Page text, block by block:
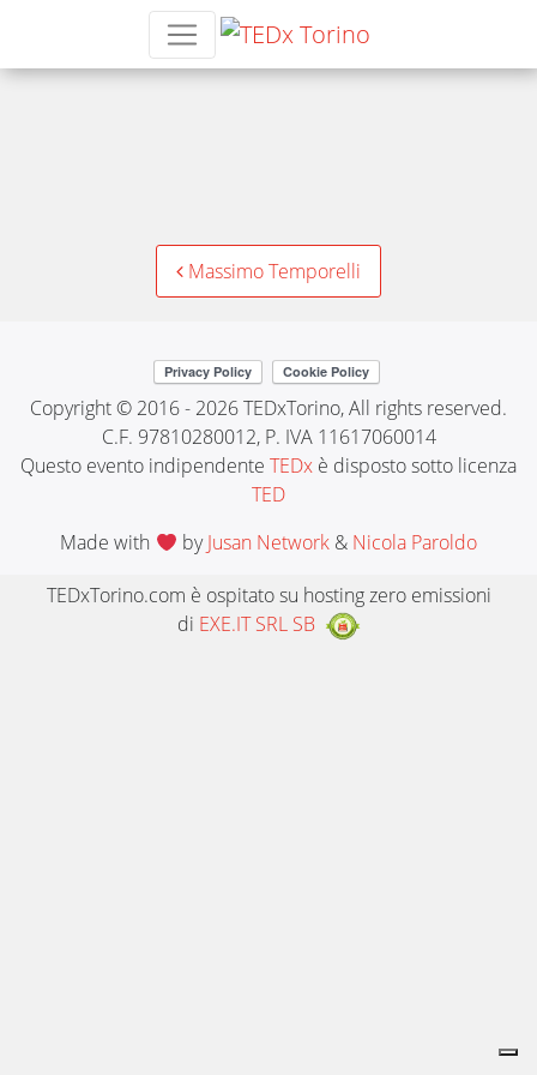
rita-guarino
Massimo Temporelli
Copyright © 2016 - 2026 TEDxTorino, All rights reserved.
C.F. 97810280012, P. IVA 11617060014
Questo evento indipendente TEDx è disposto sotto licenza
TED
Made with
byJusan Network& Nicola Paroldo
TEDxTorino.com è ospitato su hosting zero emissioni
di EXE.IT SRL SB